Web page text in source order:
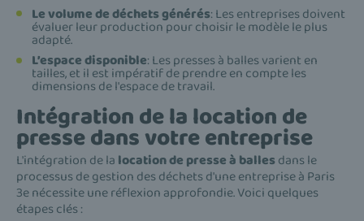
Le volume de déchets générés: Les entreprises doivent
évaluer leur production pour choisir le modèle le plus
adapté.
L’espace disponible: Les presses à balles varient en
tailles, et il est impératif de prendre en compte les
dimensions de l'espace de travail.
Intégration de la location de
presse dans votre entreprise
L'intégration de la location de presse à balles dans le
processus de gestion des déchets d'une entreprise à Paris
3e nécessite une réflexion approfondie. Voici quelques
étapes clés :